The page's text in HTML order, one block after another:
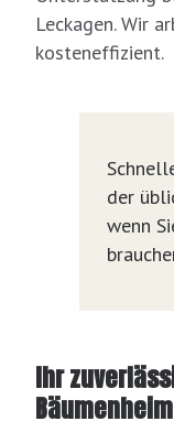
Leckagen. Wir
kosteneffizient.
der
wenn
Ihr